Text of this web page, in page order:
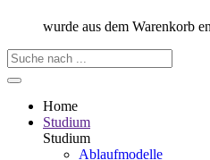
wurde aus dem Warenkorb
Home
Studium
Studium
Ablaufmodelle